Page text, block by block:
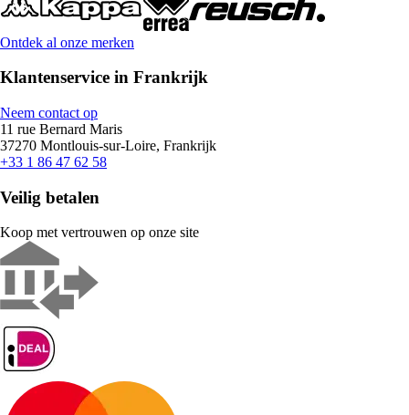
Ontdek al onze merken
Klantenservice in Frankrijk
Neem contact op
11 rue Bernard Maris
37270 Montlouis-sur-Loire, Frankrijk
+33 1 86 47 62 58
Veilig betalen
Koop met vertrouwen op onze site